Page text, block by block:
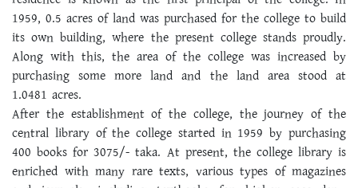
1959, 0.5 acres of land was purchased for the college to build
its own building, where the present college stands proudly.
Along with this, the area of the college was increased by
purchasing some more land and the land area stood at
1.0481 acres.
After the establishment of the college, the journey of the
central library of the college started in 1959 by purchasing
400 books for 3075/- taka. At present, the college library is
enriched with many rare texts, various types of magazines